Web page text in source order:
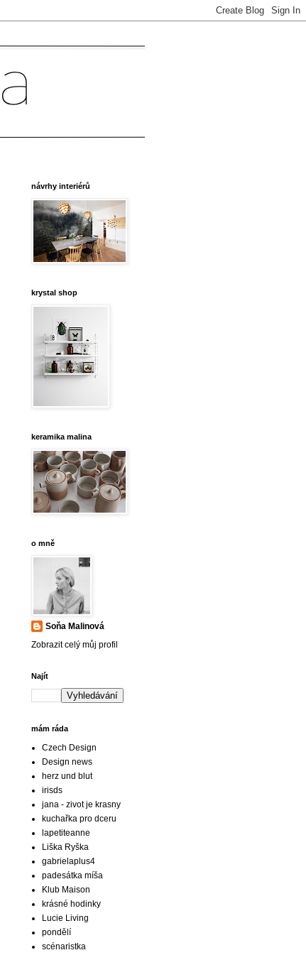
návrhy interiérů
krystal shop
keramika malina
o mně
Soňa Malinová
Zobrazit celý můj profil
Najít
mám ráda
Czech Design
Design news
herz und blut
irisds
jana - zivot je krasny
kuchařka pro dceru
lapetiteanne
Liška Ryška
gabrielaplus4
padesátka míša
Klub Maison
krásné hodinky
Lucie Living
pondělí
scénaristka